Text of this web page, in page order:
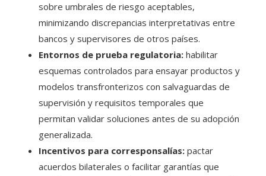
sobre umbrales de riesgo aceptables,
minimizando discrepancias interpretativas entre
bancos y supervisores de otros países.
Entornos de prueba regulatoria: habilitar
esquemas controlados para ensayar productos y
modelos transfronterizos con salvaguardas de
supervisión y requisitos temporales que
permitan validar soluciones antes de su adopción
generalizada.
Incentivos para corresponsalías: pactar
acuerdos bilaterales o facilitar garantías que